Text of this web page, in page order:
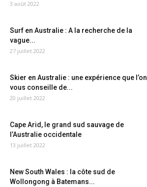
3 août 2022
Surf en Australie : A la recherche de la
vague...
27 juillet 2022
Skier en Australie : une expérience que l’on
vous conseille de...
20 juillet 2022
Cape Arid, le grand sud sauvage de
l’Australie occidentale
13 juillet 2022
New South Wales : la côte sud de
Wollongong à Batemans...